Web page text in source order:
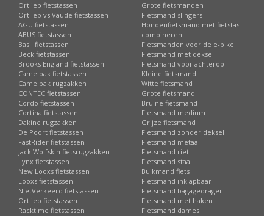
Ortlieb fietstassen
Ortlieb vs Vaude fietstassen
AGU fietstassen
ABUS fietstassen
Basil fietstassen
Beck fietstassen
Brooks England fietstassen
Camelbak fietstassen
Camelbak rugzakken
CONTEC fietstassen
Cordo fietstassen
Cortina fietstassen
Dakine rugzakken
De Poort fietstassen
FastRider fietstassen
Jack Wolfskin fietsrugzakken
Lynx fietstassen
New Looxs fietstassen
Looxs fietstassen
NietVerkeerd fietstassen
Ortlieb fietstassen
Racktime fietstassen
Grote fietsmanden
Fietsmand slingers
Hondenfietsmand met fietstas
combineren
Fietsmanden voor de e-bike
Fietsmand met deksel
Fietsmand voor achterop
Kleine fietsmand
Witte fietsmand
Grote fietsmand
Bruine fietsmand
Fietsmand medium
Grijze fietsmand
Fietsmand zonder deksel
Fietsmand metaal
Fietsmand riet
Fietsmand staal
Buikmand fiets
Fietsmand inklapbaar
Fietsmand bagagedrager
Fietsmand met haken
Fietsmand dames